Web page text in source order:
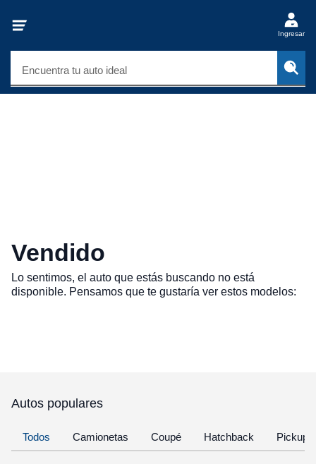
Ingresar
Encuentra tu auto ideal
Vendido
Lo sentimos, el auto que estás buscando no está
disponible. Pensamos que te gustaría ver estos modelos:
Autos populares
Todos Camionetas Coupé Hatchback Pickup